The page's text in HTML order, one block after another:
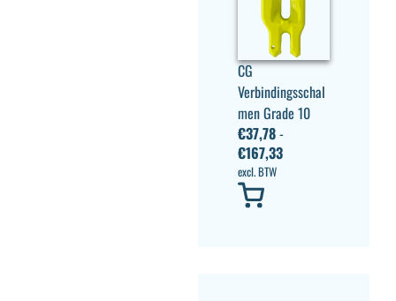
CG
Verbindingsschal
men Grade 10
€37,78-
€167,33
excl. BTW